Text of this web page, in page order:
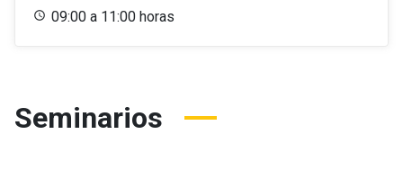
09:00 a 11:00 horas
Seminarios